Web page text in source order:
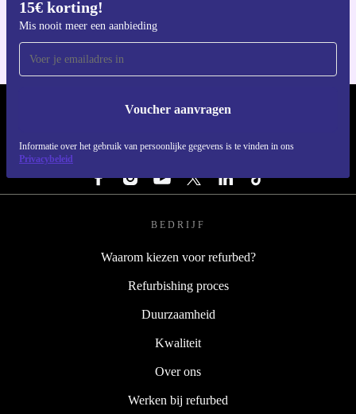
15€ korting!
Mis nooit meer een aanbieding
Voucher aanvragen
Informatie over het gebruik van persoonlijke gegevens is te vinden in ons
Privacybeleid
REFURBED BELGIË - RETHINK NEW.
VOLG ONS
BEDRIJF
Waarom kiezen voor refurbed?
Refurbishing proces
Duurzaamheid
Kwaliteit
Over ons
Werken bij refurbed